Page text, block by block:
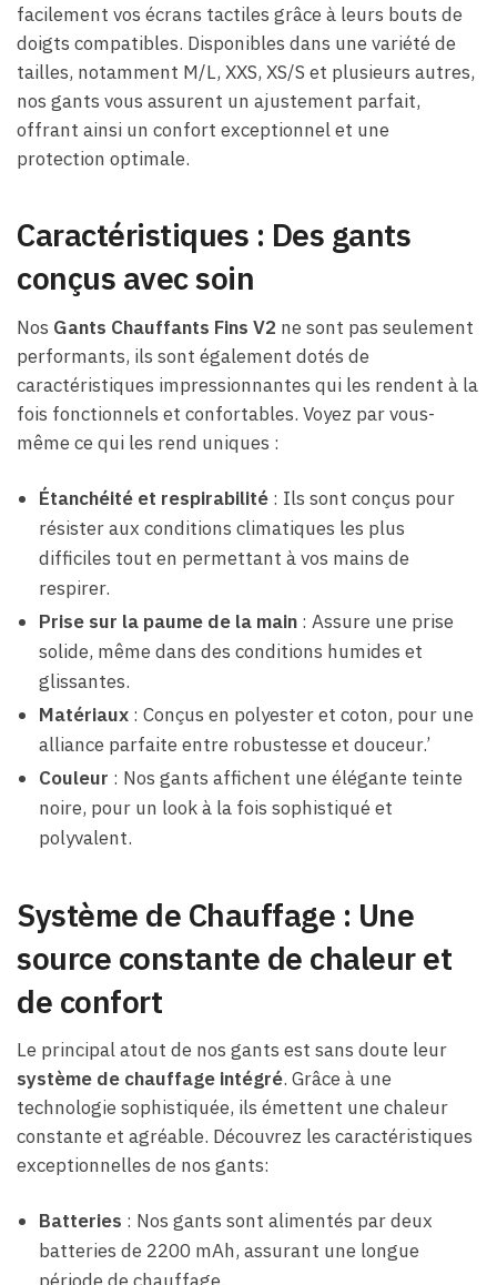
facilement vos écrans tactiles grâce à leurs bouts de
doigts compatibles. Disponibles dans une variété de
tailles, notamment M/L, XXS, XS/S et plusieurs autres,
nos gants vous assurent un ajustement parfait,
offrant ainsi un confort exceptionnel et une
protection optimale.
Caractéristiques : Des gants
conçus avec soin
Nos Gants Chauffants Fins V2 ne sont pas seulement
performants, ils sont également dotés de
caractéristiques impressionnantes qui les rendent à la
fois fonctionnels et confortables. Voyez par vous-
même ce qui les rend uniques :
Étanchéité et respirabilité : Ils sont conçus pour
résister aux conditions climatiques les plus
difficiles tout en permettant à vos mains de
respirer.
Prise sur la paume de la main : Assure une prise
solide, même dans des conditions humides et
glissantes.
Matériaux : Conçus en polyester et coton, pour une
alliance parfaite entre robustesse et douceur.’
Couleur : Nos gants affichent une élégante teinte
noire, pour un look à la fois sophistiqué et
polyvalent.
Système de Chauffage : Une
source constante de chaleur et
de confort
Le principal atout de nos gants est sans doute leur
système de chauffage intégré. Grâce à une
technologie sophistiquée, ils émettent une chaleur
constante et agréable. Découvrez les caractéristiques
exceptionnelles de nos gants:
Batteries : Nos gants sont alimentés par deux
batteries de 2200 mAh, assurant une longue